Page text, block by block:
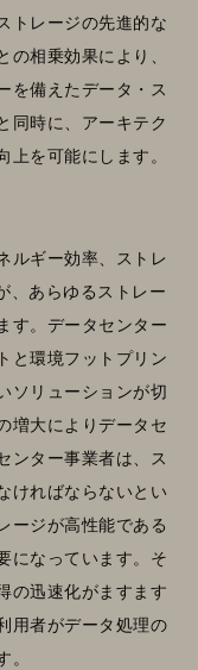
トレージの先進的な
相乗効果により、
を備えたデータ・ス
同時に、アーキテク
を可能にします。
ルギー効率、ストレ
、あらゆるストレー
す。データセンター
と環境フットプリン
ソリューションが切
増大によりデータセ
ンター事業者は、ス
ければならないとい
ージが高性能である
になっています。そ
の迅速化がますます
用者がデータ処理の